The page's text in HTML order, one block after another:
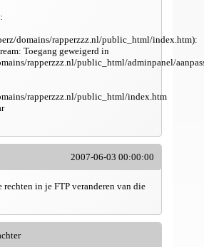
domains/rapperzzz.nl/public_html/index.htm):
Toegang geweigerd in
rapperzzz.nl/public_html/adminpanel/
rapperzzz.nl/public_html/index.htm
2007-06-03 00:00:00
rechten in je FTP veranderen van die